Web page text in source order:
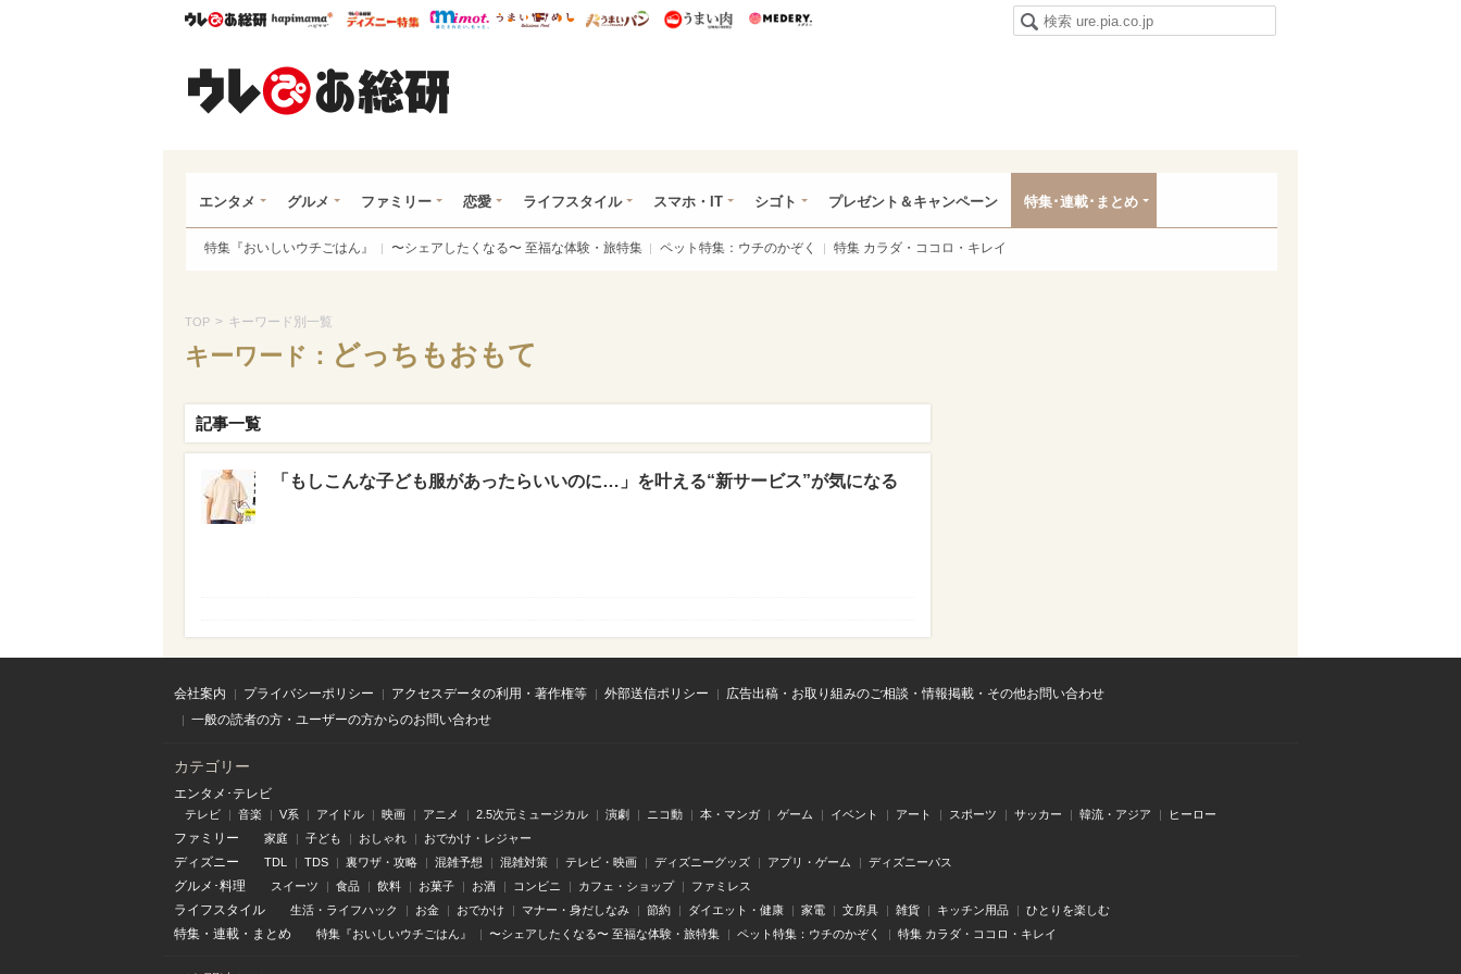
ウレぴあ総研ハピママ* ウレぴあ総研 ディズニー特集
mimot. うまいめし うまいパン うまい肉
エンタメ グルメ ファミリー 恋愛 ライフスタイル スマホ・IT シゴト プレゼント＆キャンペーン 特集･連載･まとめ
特集『おいしいウチごはん』 〜シェアしたくなる〜 至福な体験・旅特集 ペット特集：ウチのかぞく 特集 カラダ・ココロ・キレイ
TOP > キーワード別一覧
キーワード： どっちもおもて
記事一覧
「もしこんな子ども服があったらいいのに…」を叶える“新サービス”が気になる
会社案内 プライバシーポリシー アクセスデータの利用・著作権等 外部送信ポリシー
広告出稿・お取り組みのご相談・情報掲載・その他お問い合わせ
一般の読者の方・ユーザーの方からのお問い合わせ
カテゴリー
エンタメ･テレビ
テレビ 音楽 V系 アイドル 映画 アニメ 2.5次元ミュージカル 演劇 ニコ動 本・マンガ ゲーム イベント アート スポーツ サッカー 韓流・アジア ヒーロー
ファミリー 家庭 子ども おしゃれ おでかけ・レジャー
ディズニー TDL TDS 裏ワザ・攻略 混雑予想 混雑対策 テレビ・映画 ディズニーグッズ アプリ・ゲーム ディズニーパス
グルメ･料理 スイーツ 食品 飲料 お菓子 お酒 コンビニ カフェ・ショップ ファミレス
ライフスタイル 生活・ライフハック お金 おでかけ マナー・身だしなみ 節約 ダイエット・健康 家電 文房具 雑貨 キッチン用品 ひとりを楽しむ
特集 ・ 連載 ・ まとめ 特集『おいしいウチごはん』 〜シェアしたくなる〜 至福な体験・旅特集 ペット特集：ウチのかぞく 特集 カラダ・ココロ・キレイ